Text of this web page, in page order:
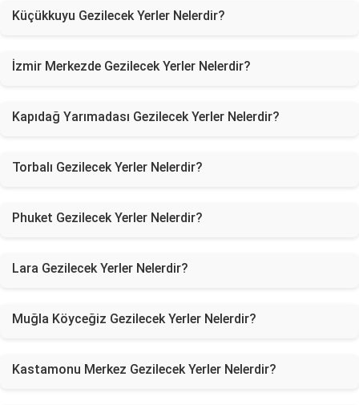
Küçükkuyu Gezilecek Yerler Nelerdir?
İzmir Merkezde Gezilecek Yerler Nelerdir?
Kapıdağ Yarımadası Gezilecek Yerler Nelerdir?
Torbalı Gezilecek Yerler Nelerdir?
Phuket Gezilecek Yerler Nelerdir?
Lara Gezilecek Yerler Nelerdir?
Muğla Köyceğiz Gezilecek Yerler Nelerdir?
Kastamonu Merkez Gezilecek Yerler Nelerdir?